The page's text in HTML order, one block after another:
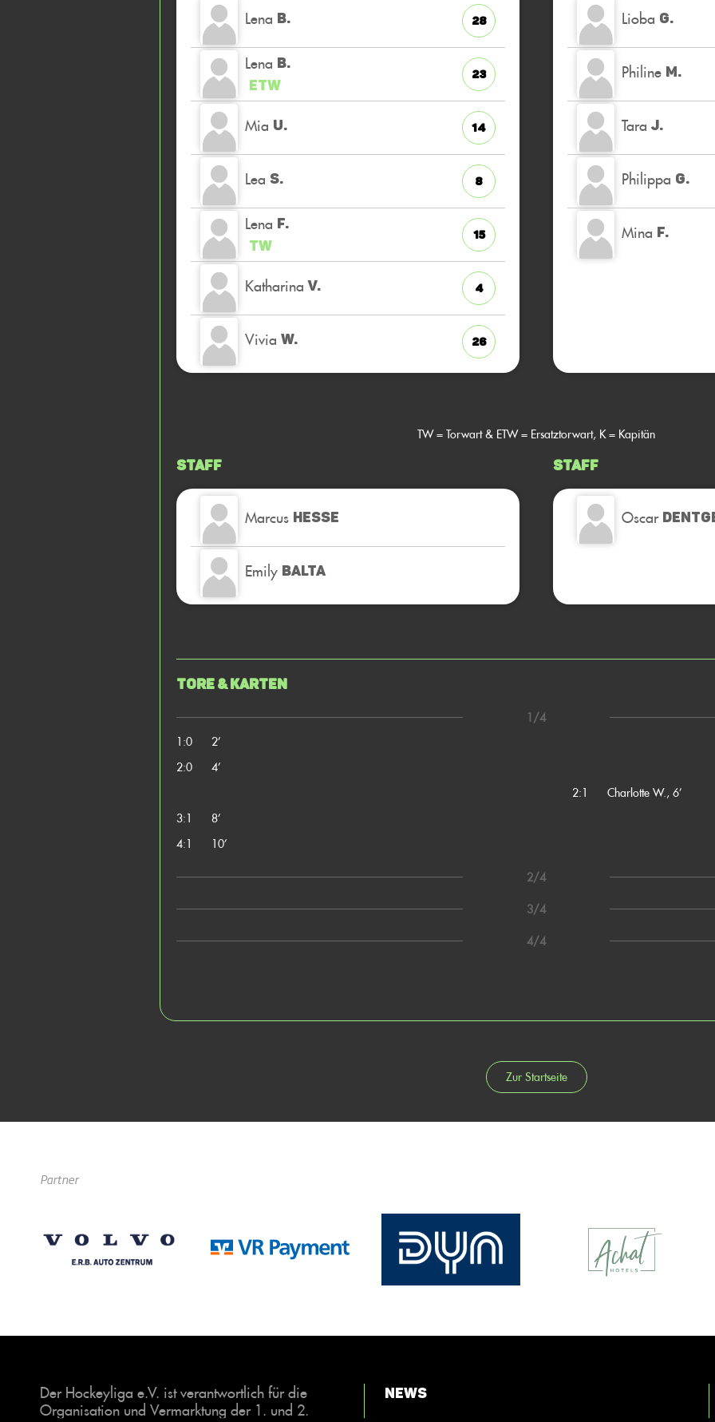
Lena B. 28
Lena B.
ETW
23
Mia U. 14
Lea S. 8
Lena F.
TW
15
Katharina V. 4
Vivia W. 26
Lioba G.
Philine M.
Tara J.
Philippa G.
Mina F.
TW = Torwart & ETW = Ersatztorwart, K = Kapitän
Staff
Marcus HESSE
Emily BALTA
Staff
Oscar
Tore & Karten
1/4
1:0
2’
2:0
4’
2:1
Charlotte W., 6’
3:1
8’
4:1
10’
2/4
3/4
4/4
Zur Startseite
Partner
Der Hockeyliga e.V. ist verantwortlich für die
Organisation und Vermarktung der 1. und 2.
News